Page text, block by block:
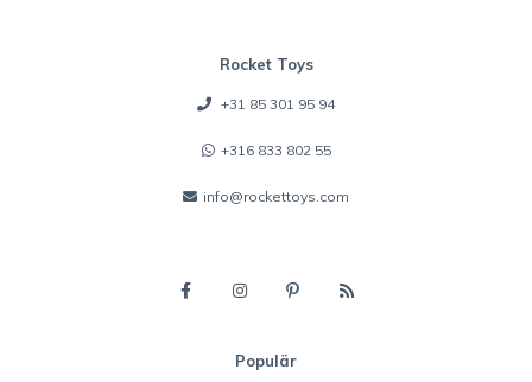
Rocket Toys
+31 85 301 95 94
+316 833 802 55
info@rockettoys.com
Populär